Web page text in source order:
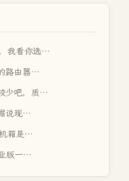
我看你选…
路由器…
少吧，质…
说现…
箱是…
版一…